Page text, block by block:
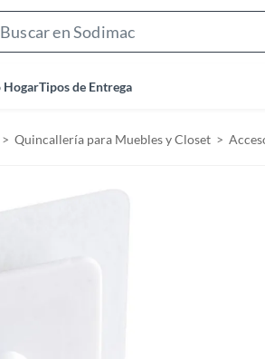
h
HogarTipos de Entrega
Quincallería para Muebles y Closet